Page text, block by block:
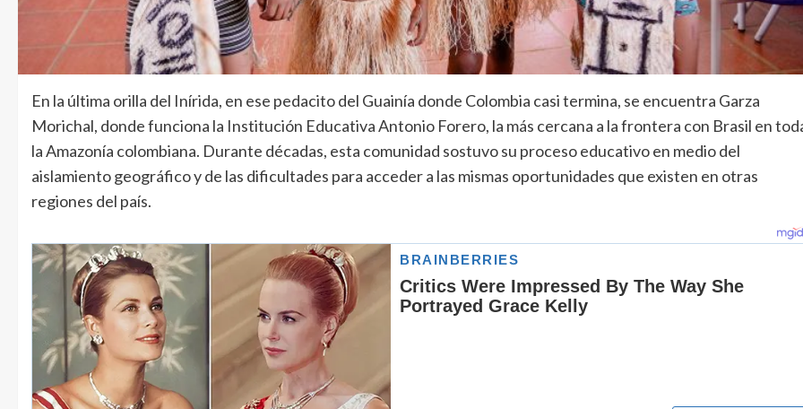
En la última orilla del Inírida, en ese pedacito del Guainía donde Colombia casi termina, se encuentra Garza
Morichal, donde funciona la Institución Educativa Antonio Forero, la más cercana a la frontera con Brasil en
la Amazonía colombiana. Durante décadas, esta comunidad sostuvo su proceso educativo en medio del
aislamiento geográfico y de las dificultades para acceder a las mismas oportunidades que existen en otras
regiones del país.